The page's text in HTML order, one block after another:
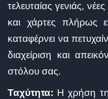
τελευταίας γενιάς,
και χάρτες πλήρως
καταφέρνει να
διαχείριση και
στόλου σας.
Ταχύτητα: Η χρήση